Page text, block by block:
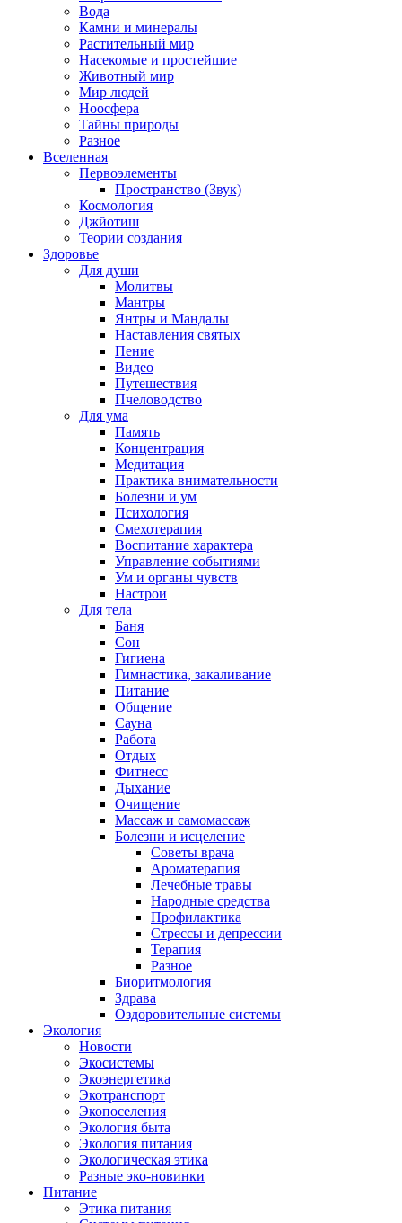
Вода
Камни и минералы
Растительный мир
Насекомые и простейшие
Животный мир
Мир людей
Ноосфера
Тайны природы
Разное
Вселенная
Первоэлементы
Пространство (Звук)
Космология
Джйотиш
Теории создания
Здоровье
Для души
Молитвы
Мантры
Янтры и Мандалы
Наставления святых
Пение
Видео
Путешествия
Пчеловодство
Для ума
Память
Концентрация
Медитация
Практика внимательности
Болезни и ум
Психология
Смехотерапия
Воспитание характера
Управление событиями
Ум и органы чувств
Настрои
Для тела
Баня
Сон
Гигиена
Гимнастика, закаливание
Питание
Общение
Сауна
Работа
Отдых
Фитнесс
Дыхание
Очищение
Массаж и самомассаж
Болезни и исцеление
Советы врача
Ароматерапия
Лечебные травы
Народные средства
Профилактика
Стрессы и депрессии
Терапия
Разное
Биоритмология
Здрава
Оздоровительные системы
Экология
Новости
Экосистемы
Экоэнергетика
Экотранспорт
Экопоселения
Экология быта
Экология питания
Экологическая этика
Разные эко-новинки
Питание
Этика питания